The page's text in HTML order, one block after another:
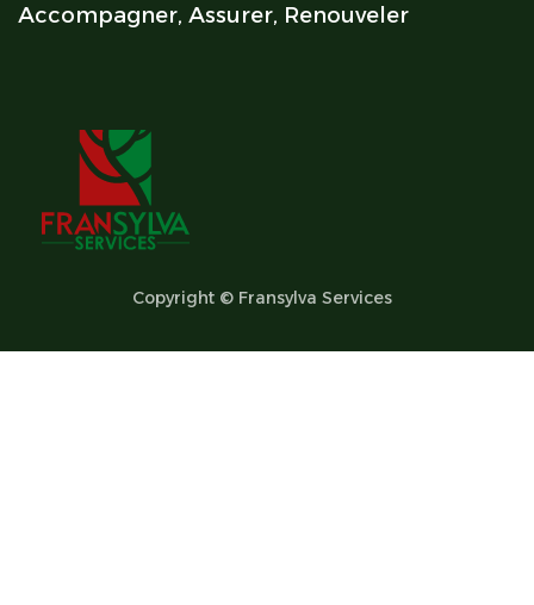
Accompagner, Assurer, Renouveler
Copyright © Fransylva Services